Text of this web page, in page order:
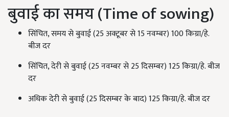
बुवाई का समय (Time of sowing)
सिंचित, समय से बुवाई (25 अक्टूबर से 15 नवम्बर) 100 किग्रा/हे.
बीज दर
सिंचित, देरी से बुवाई (25 नवम्बर से 25 दिसम्बर) 125 किग्रा/हे. बीज
दर
अधिक देरी से बुवाई (25 दिसम्बर के बाद) 125 किग्रा/हे. बीज दर